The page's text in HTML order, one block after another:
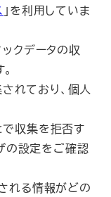
」を利用していま
クデータの収
れており、個人
収集を拒否す
の設定をご確認
れる情報がどの